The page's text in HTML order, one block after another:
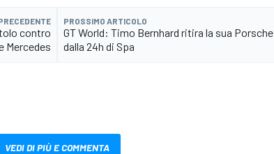
contro
Mercedes
PROSSIMO ARTICOLO
GT World: Timo Bernhard ritira la sua Porsche
dalla 24h di Spa
VEDI DI PIÙ E COMMENTA